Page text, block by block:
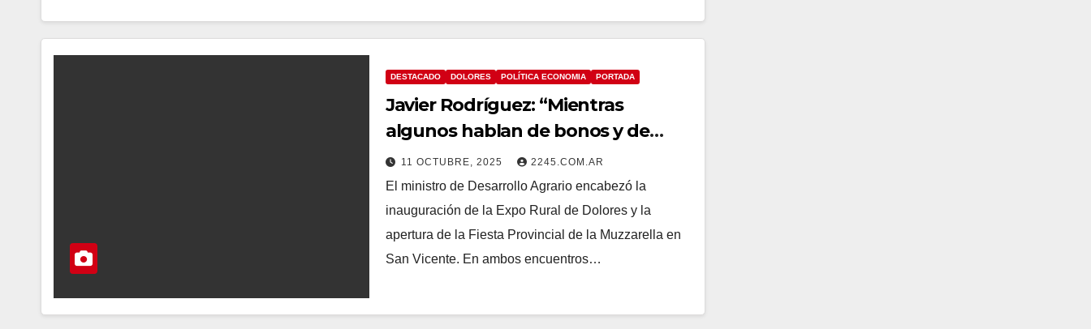
DESTACADO DOLORES POLÍTICA ECONOMIA PORTADA
Javier Rodríguez: “Mientras
algunos hablan de bonos y de
timba financiera, nosotros
estamos al lado de quienes
producen”
11 OCTUBRE, 2025 2245.COM.AR
El ministro de Desarrollo Agrario encabezó la
inauguración de la Expo Rural de Dolores y la
apertura de la Fiesta Provincial de la Muzzarella en
San Vicente. En ambos encuentros…